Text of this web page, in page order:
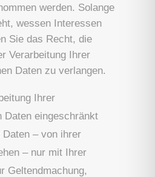
werden. Solange
wessen Interessen
Sie das Recht, die
Verarbeitung Ihrer
Daten zu verlangen.
Ihrer
Daten eingeschränkt
– von ihrer
– nur mit Ihrer
Geltendmachung,